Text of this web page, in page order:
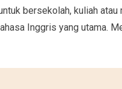
bersekolah, kuliah
Inggris yang utama.